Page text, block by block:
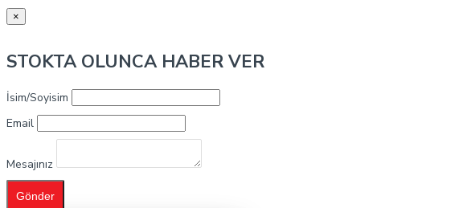
×
STOKTA OLUNCA HABER VER
İsim/Soyisim
Email
Mesajınız
Gönder